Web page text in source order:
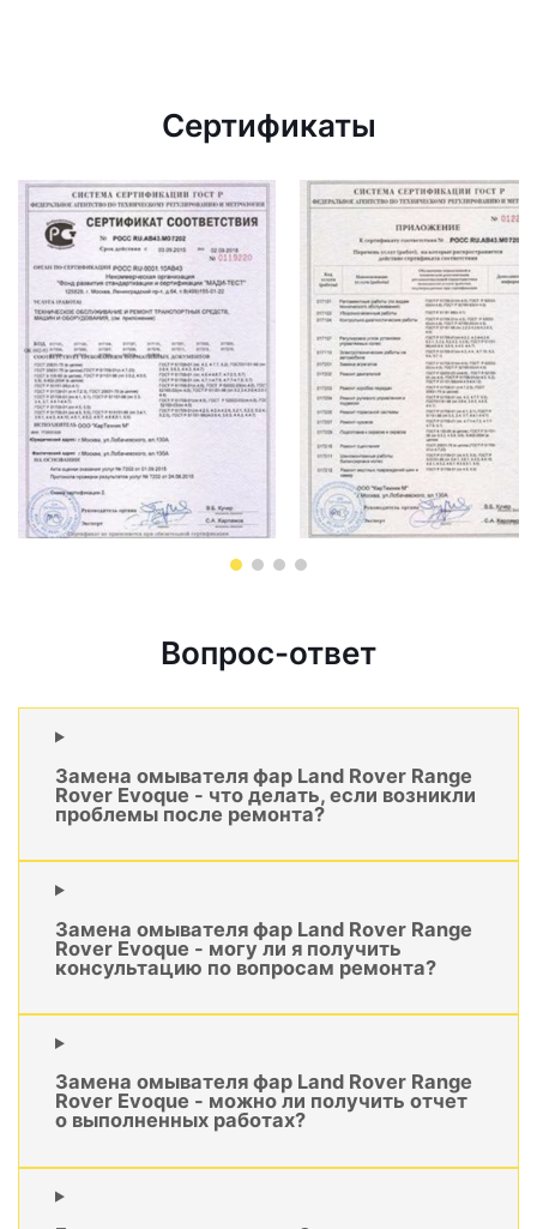
Сертификаты
Вопрос-ответ
Замена омывателя фар Land Rover Range
Rover Evoque - что делать, если возникли
проблемы после ремонта?
Замена омывателя фар Land Rover Range
Rover Evoque - могу ли я получить
консультацию по вопросам ремонта?
Замена омывателя фар Land Rover Range
Rover Evoque - можно ли получить отчет
о выполненных работах?